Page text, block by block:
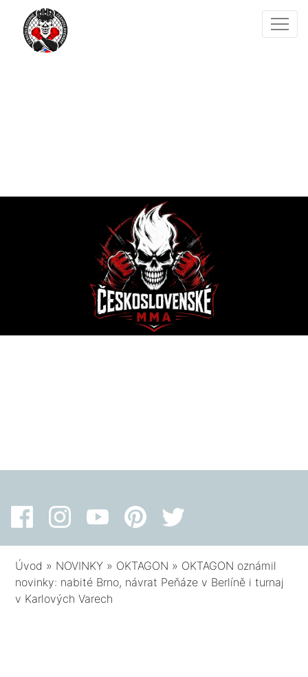
Úvod » NOVINKY » OKTAGON » OKTAGON oznámil
novinky: nabité Brno, návrat Peňáze v Berlíně i turnaj
v Karlových Varech